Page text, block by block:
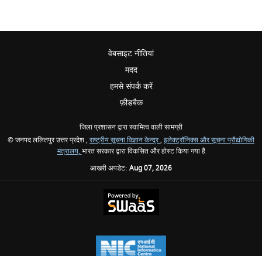
वेबसाइट नीतियां
मदद
हमसे संपर्क करें
फ़ीडबैक
जिला प्रशासन द्वारा स्वामित्व वाली सामग्री
© जनपद ललितपुर उत्तर प्रदेश , राष्ट्रीय सूचना विज्ञान केन्द्र, इलेक्ट्रॉनिक्स और सूचना प्रौद्योगिकी
मंत्रालय, भारत सरकार द्वारा विकसित और होस्ट किया गया है
आखरी अपडेट: Aug 07, 2026